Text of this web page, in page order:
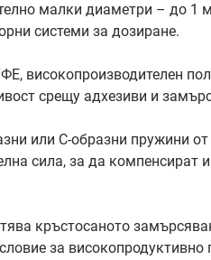
малки диаметри – до 1
системи за дозиране.
високопроизводителен
срещу адхезиви и
или C-образни пружини
сила, за да компенсират
кръстосаното
за високопродуктивно